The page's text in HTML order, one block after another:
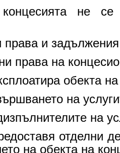
не се
и
права на
обекта
на
на
отделни
на обекта на